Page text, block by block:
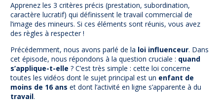
Apprenez les 3 critères précis (prestation, subordination,
caractère lucratif) qui définissent le travail commercial de
l’image des mineurs. Si ces éléments sont réunis, vous avez
des règles à respecter !
Précédemment, nous avons parlé de la loi influenceur. Dans
cet épisode, nous répondons à la question cruciale : quand
s’applique-t-elle ? C’est très simple : cette loi concerne
toutes les vidéos dont le sujet principal est un enfant de
moins de 16 ans et dont l’activité en ligne s’apparente à du
travail.